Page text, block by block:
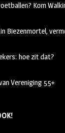
Kom
Biezenmortel,
hoe zit dat?
Vereniging 55+